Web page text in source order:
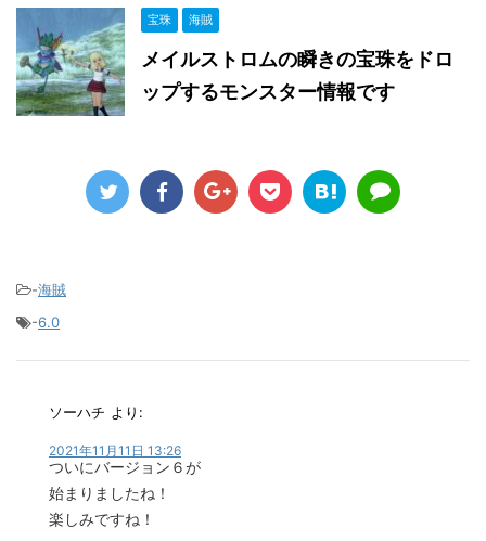
宝珠 海賊
メイルストロムの瞬きの宝珠をドロ
ップするモンスター情報です
-海賊
-6.0
ソーハチ より:
2021年11月11日 13:26
ついにバージョン６が
始まりましたね！
楽しみですね！